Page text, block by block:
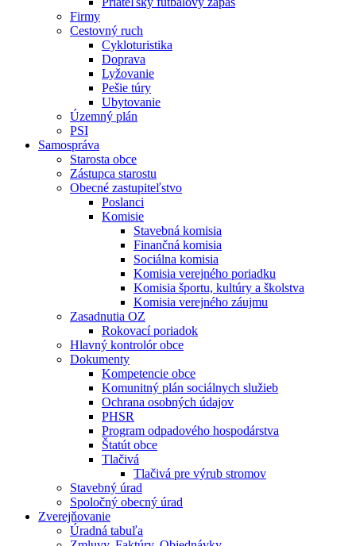
Firmy
Cestovný ruch
Cykloturistika
Doprava
Lyžovanie
Pešie túry
Ubytovanie
Územný plán
PSI
Samospráva
Starosta obce
Zástupca starostu
Obecné zastupiteľstvo
Poslanci
Komisie
Stavebná komisia
Finančná komisia
Sociálna komisia
Komisia verejného poriadku
Komisia športu, kultúry a školstva
Komisia verejného záujmu
Zasadnutia OZ
Rokovací poriadok
Hlavný kontrolór obce
Dokumenty
Kompetencie obce
Komunitný plán sociálnych služieb
Ochrana osobných údajov
PHSR
Program odpadového hospodárstva
Štatút obce
Tlačivá
Tlačivá pre výrub stromov
Stavebný úrad
Spoločný obecný úrad
Zverejňovanie
Úradná tabuľa